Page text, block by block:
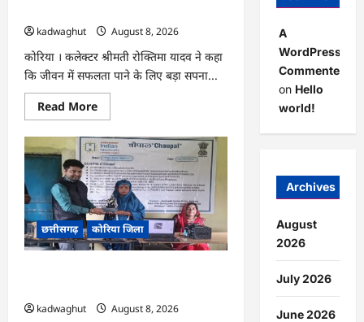
kadwaghut
August 8, 2026
कोरिया । कलेक्टर श्रीमती रोक्तिमा यादव ने कहा
कि जीवन में सफलता पाने के लिए बड़ा सपना...
Read MoreRead
more
CG
:
अच्छा
और
बड़ा
सोचो,
लक्ष्य
हासिल
करने
के
लिए
…
छत्तीसगढ़ कोरिया जिला
kadwaghut
August 8, 2026
A
WordPress
Commenter
on Hello
world!
Archives
August
2026
July 2026
June 2026